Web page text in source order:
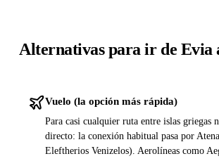
Alternativas para ir de Evia
Vuelo (la opción más rápida)
Para casi cualquier ruta entre islas griegas
directo: la conexión habitual pasa por
Eleftherios Venizelos). Aerolíneas como